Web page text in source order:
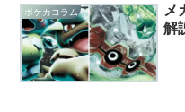
ポケカコラム
メ
解